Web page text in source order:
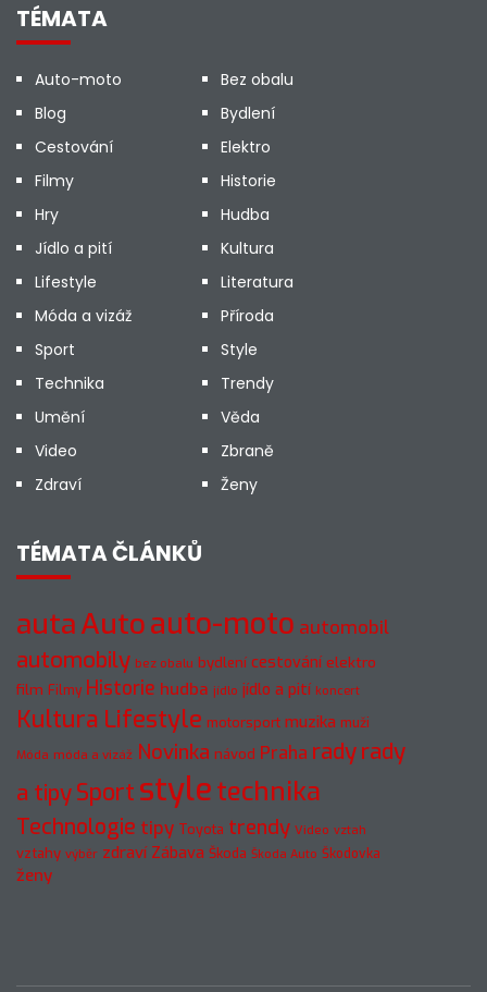
TÉMATA
Auto-moto
Bez obalu
Blog
Bydlení
Cestování
Elektro
Filmy
Historie
Hry
Hudba
Jídlo a pití
Kultura
Lifestyle
Literatura
Móda a vizáž
Příroda
Sport
Style
Technika
Trendy
Umění
Věda
Video
Zbraně
Zdraví
Ženy
TÉMATA ČLÁNKŮ
autaAutoauto-moto automobil
automobily bez obalu bydlení cestování elektro
film Filmy Historie hudba jídlo jídlo a pití koncert
Kultura Lifestyle motorsport muzika muži
Móda móda a vizáž Novinka návod Praha radyrady
a tipySport styletechnika
Technologie tipy Toyota trendy Video vztah
vztahy výběr zdraví Zábava Škoda Škoda Auto Škodovka
ženy